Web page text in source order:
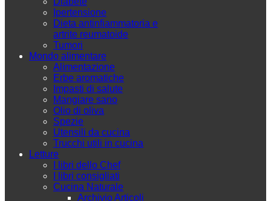
Ipertensione
Dieta antinfiammatoria e
artrite reumatoide
Tumori
Mondo alimentare
Alimentazione
Erbe aromatiche
Impasti di salute
Mangiare sano
Olio di oliva
Spezie
Utensili da cucina
Trucchi utili in cucina
Letture
I libri dello Chef
I libri consigliati
Cucina Naturale
Archivio Articoli